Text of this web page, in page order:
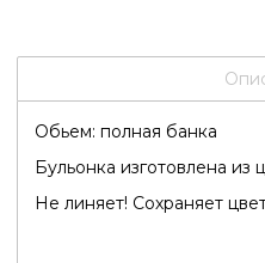
Обьем: полная банка
Бульонка изготовлена из
Не линяет! Сохраняет